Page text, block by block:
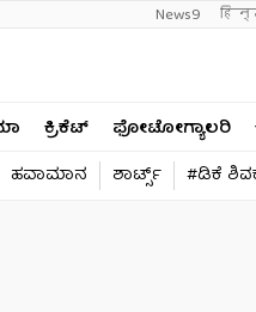
News9
ಕ್ರಿಕೆಟ್​ ಫೋಟೋಗ್ಯಾಲರಿ
ಹವಾಮಾನ ಶಾರ್ಟ್ಸ್​ #ಡಿಕೆ